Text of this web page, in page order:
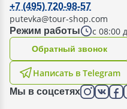
Режим работы с 08:00
+7 (495) 720-98-57
putevka@tour-shop.com
Написать в Telegram
Oбратный звонок
Мы в соцсетях